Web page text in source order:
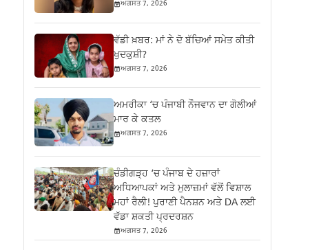
ਅਗਸਤ 7, 2026
ਵੱਡੀ ਖ਼ਬਰ: ਮਾਂ ਨੇ ਦੋ ਬੱਚਿਆਂ ਸਮੇਤ ਕੀਤੀ
ਖੁਦਕੁਸ਼ੀ?
ਅਗਸਤ 7, 2026
ਅਮਰੀਕਾ ‘ਚ ਪੰਜਾਬੀ ਨੌਜਵਾਨ ਦਾ ਗੋਲੀਆਂ
ਮਾਰ ਕੇ ਕਤਲ
ਅਗਸਤ 7, 2026
ਚੰਡੀਗੜ੍ਹ ‘ਚ ਪੰਜਾਬ ਦੇ ਹਜ਼ਾਰਾਂ
ਅਧਿਆਪਕਾਂ ਅਤੇ ਮੁਲਾਜ਼ਮਾਂ ਵੱਲੋਂ ਵਿਸ਼ਾਲ
ਮਹਾਂ ਰੈਲੀ! ਪੁਰਾਣੀ ਪੈਨਸ਼ਨ ਅਤੇ DA ਲਈ
ਵੱਡਾ ਸ਼ਕਤੀ ਪ੍ਰਦਰਸ਼ਨ
ਅਗਸਤ 7, 2026